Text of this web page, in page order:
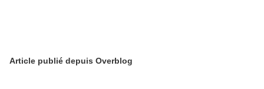
Article publié depuis Overblog